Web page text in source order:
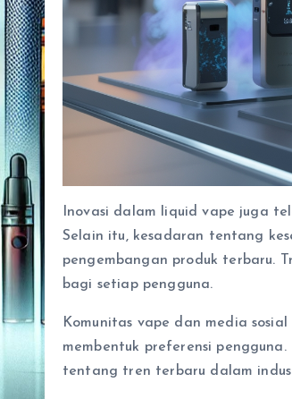
Inovasi dalam liquid vape juga
Selain itu, kesadaran tentang
pengembangan produk terbaru.
bagi setiap pengguna.
Komunitas vape dan media
membentuk preferensi
tentang tren terbaru dalam